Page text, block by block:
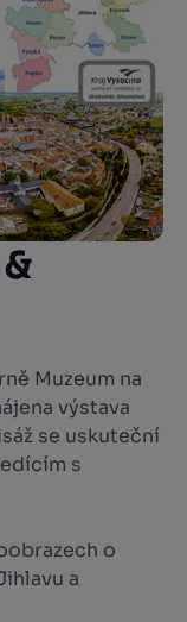
Muzeum na
výstava
se uskuteční
s
o
a